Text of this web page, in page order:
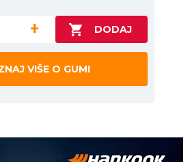
+
VIŠE O GUMI